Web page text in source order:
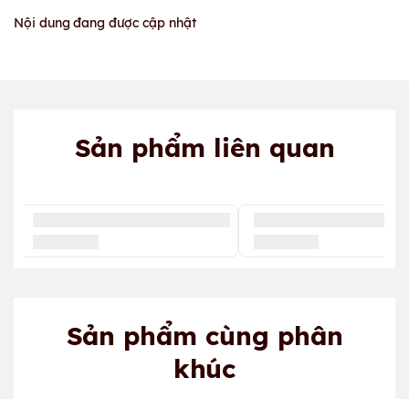
Nội dung đang được cập nhật
Sản phẩm liên quan
Sản phẩm cùng phân
khúc